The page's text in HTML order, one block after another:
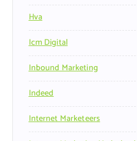
Hva
Icm Digital
Inbound Marketing
Indeed
Internet Marketeers